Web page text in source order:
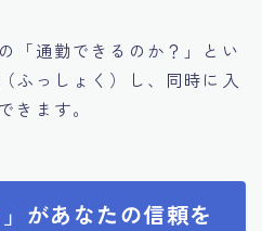
「通勤できるのか？」とい
ふっしょく）し、同時に入
きます。
があなたの信頼を